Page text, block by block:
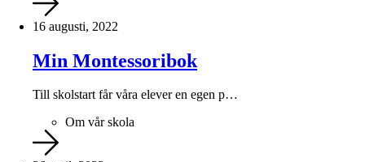
16 augusti, 2022
Min Montessoribok
Till skolstart får våra elever en egen p…
Om vår skola